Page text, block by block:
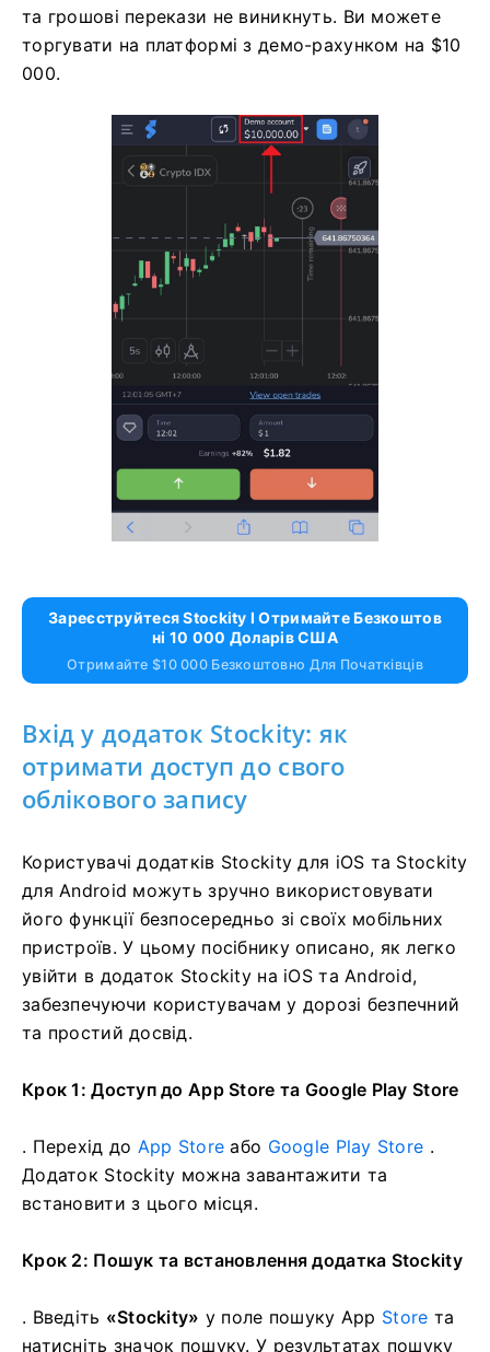
та грошові перекази не виникнуть. Ви можете
торгувати на платформі з демо-рахунком на $10
000.
Зареєструйтеся Stockity І Отримайте Безкоштов
Ні 10 000 Доларів США
Отримайте $10 000 Безкоштовно Для Початківців
Вхід у додаток Stockity: як
отримати доступ до свого
облікового запису
Користувачі додатків Stockity для iOS та Stockity
для Android можуть зручно використовувати
його функції безпосередньо зі своїх мобільних
пристроїв. У цьому посібнику описано, як легко
увійти в додаток Stockity на iOS та Android,
забезпечуючи користувачам у дорозі безпечний
та простий досвід.
Крок 1: Доступ до App Store та Google Play Store
. Перехід до App Store або Google Play Store .
Додаток Stockity можна завантажити та
встановити з цього місця.
Крок 2: Пошук та встановлення додатка Stockity
. Введіть «Stockity» у поле пошуку App Store та
натисніть значок пошуку. У результатах пошуку